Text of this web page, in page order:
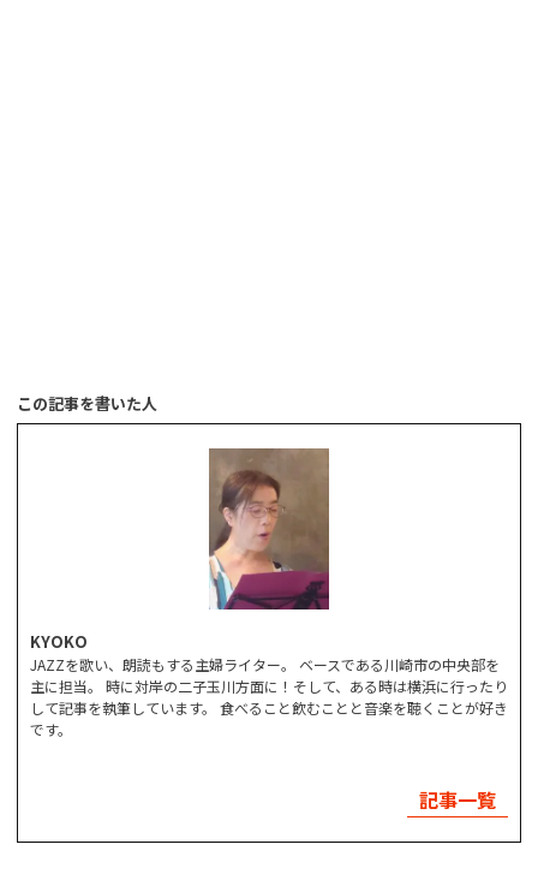
この記事を書いた人
KYOKO
JAZZを歌い、朗読もする主婦ライター。 ベースである川崎市の中央部を
主に担当。 時に対岸の二子玉川方面に！そして、ある時は横浜に行ったり
して記事を執筆しています。 食べること飲むことと音楽を聴くことが好き
です。
記事一覧